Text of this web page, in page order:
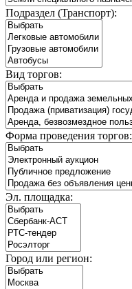
Подраздел (Транспорт):
Вид торгов:
Форма проведения торгов:
Эл. площадка:
Город или регион: